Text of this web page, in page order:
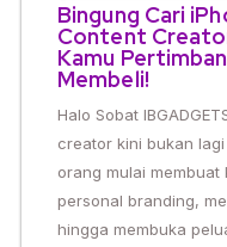
Bingung Cari
Content
Kamu
Membeli!
Halo Sobat
creator kini bukan
orang mulai
personal branding,
hingga membuka